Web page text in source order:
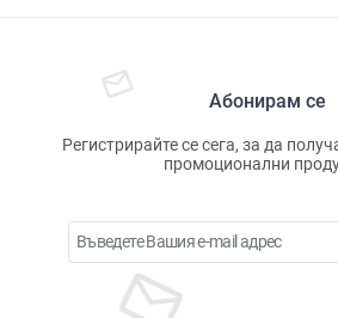
Абонирам се
Регистрирайте се сега, за да
промоционални